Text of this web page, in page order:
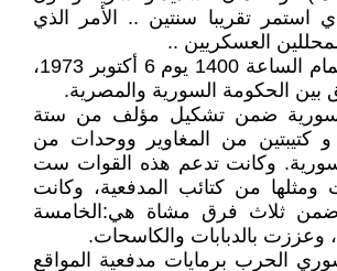
استمر تقريبا سنتين .. الأمر الذي
العسكريين ..
بدأت الحرب في تمام الساعة 1400 يوم 6 أكتوبر 1973،
الحكومة السورية والمصرية.
ضمن تشكيل مؤلف من ستة
و كتيبتين من المغاوير ووحدات من
وكانت تدعم هذه القوات ست
ومثلها من كتائب المدفعية، وكانت
ثلاث فرق مشاة هي:الخامسة
وعززت بالدبابات والكاسحات.
الحرب برمايات مدفعية المواقع